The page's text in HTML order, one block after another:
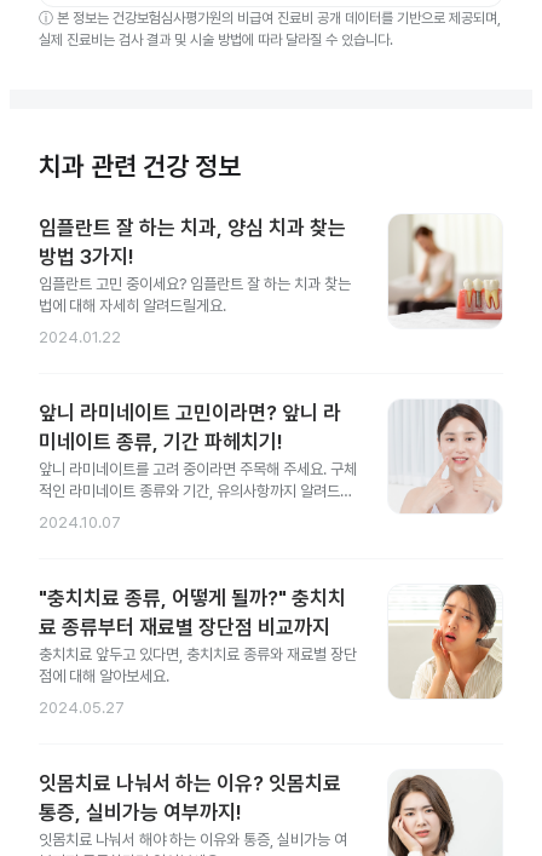
ⓘ 본 정보는 건강보험심사평가원의 비급여 진료비 공개 데이터를 기반으로 제공되며,
실제 진료비는 검사 결과 및 시술 방법에 따라 달라질 수 있습니다.
치과 관련 건강 정보
임플란트 잘 하는 치과, 양심 치과 찾는
방법 3가지!
임플란트 고민 중이세요? 임플란트 잘 하는 치과 찾는
법에 대해 자세히 알려드릴게요.
2024.01.22
앞니 라미네이트 고민이라면? 앞니 라
미네이트 종류, 기간 파헤치기!
앞니 라미네이트를 고려 중이라면 주목해 주세요. 구체
적인 라미네이트 종류와 기간, 유의사항까지 알려드릴
게요.
2024.10.07
"충치치료 종류, 어떻게 될까?" 충치치
료 종류부터 재료별 장단점 비교까지
충치치료 앞두고 있다면, 충치치료 종류와 재료별 장단
점에 대해 알아보세요.
2024.05.27
잇몸치료 나눠서 하는 이유? 잇몸치료
통증, 실비가능 여부까지!
잇몸치료 나눠서 해야 하는 이유와 통증, 실비가능 여